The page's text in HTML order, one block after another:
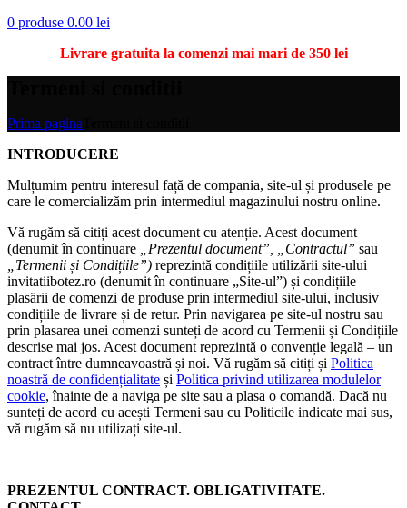
0 produse 0.00 lei
Livrare gratuita la comenzi mai mari de 350 lei
Prima pagina
INTRODUCERE
Mulțumim pentru interesul față de compania, site-ul și produsele pe
care le comercializăm prin intermediul magazinului nostru online.
Vă rugăm să citiți acest document cu atenție. Acest document
(denumit în continuare
„Prezentul document”, „Contractul” sau
„Termenii și Condițiile”) reprezintă condițiile utilizării site-ului
invitatiibotez.ro (denumit în continuare „Site-ul”) și condițiile
plasării de comenzi de produse prin intermediul site-ului, inclusiv
condițiile de livrare și de retur. Prin navigarea pe site-ul nostru sau
prin plasarea unei comenzi sunteți de acord cu Termenii și Condițiile
descrise mai jos. Acest document reprezintă o convenție legală – un
contract între dumneavoastră și noi. Vă rugăm să citiți și Politica
noastră de confidențialitate și Politica privind utilizarea modulelor
cookie, înainte de a naviga pe site sau a plasa o comandă. Dacă nu
sunteți de acord cu acești Termeni sau cu Politicile indicate mai sus,
vă rugăm să nu utilizați site-ul.
PREZENTUL CONTRACT. OBLIGATIVITATE.